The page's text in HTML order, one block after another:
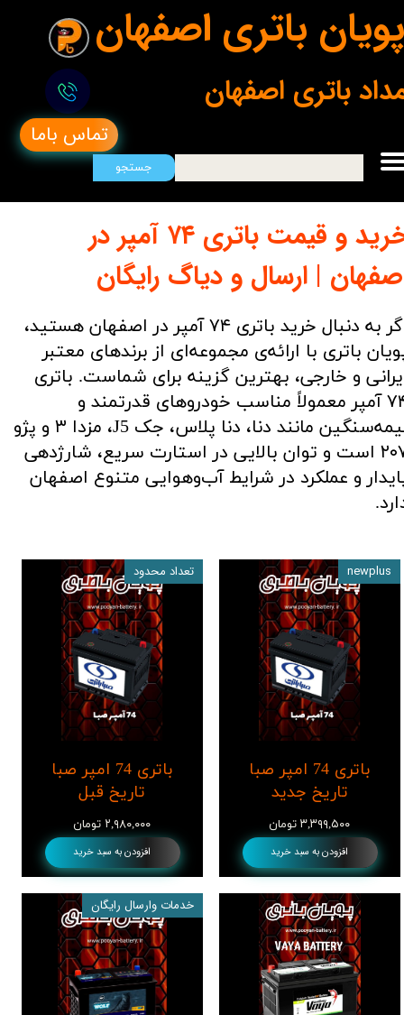
پویان باتری اصفهان
تماس باما
جستجو
باتری اصفهان
خرید و قیمت باتری ۷۴ آمپر در
| ارسال و دیاگ رایگان
باتری 74 امپر صبا
تاریخ جدید
۳,۳۹۹,۵۰۰ تومان
افزودن به سبد خرید
newplus
باتری 74 امپر صبا
تاریخ قبل
۲,۹۸۰,۰۰۰ تومان
افزودن به سبد خرید
تعداد محدود
خدمات وارسال رایگان
اگر به دنبال خرید باتری ۷۴ آمپر در اصفهان هستید،
باتری با ارائه‌ی مجموعه‌ای از برندهای معتبر
و خارجی، بهترین گزینه برای شماست. باتری
۷۴ آمپر معمولاً مناسب خودروهای قدرتمند و
نیمه‌سنگین مانند دنا، دنا پلاس، جک J5، مزدا ۳ و پژو
۲۰۷ است و توان بالایی در استارت سریع، شارژدهی
و عملکرد در شرایط آب‌وهوایی متنوع اصفهان